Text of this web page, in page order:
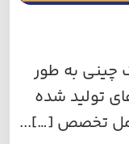
به طور
تولید شده
تخصص […]...